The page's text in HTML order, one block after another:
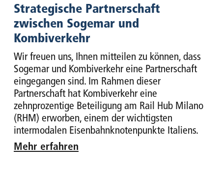
Strategische Partnerschaft
zwischen Sogemar und
Kombiverkehr
Wir freuen uns, Ihnen mitteilen zu können, dass
Sogemar und Kombiverkehr eine Partnerschaft
eingegangen sind. Im Rahmen dieser
Partnerschaft hat Kombiverkehr eine
zehnprozentige Beteiligung am Rail Hub Milano
(RHM) erworben, einem der wichtigsten
intermodalen Eisenbahnknotenpunkte Italiens.
Mehr erfahren